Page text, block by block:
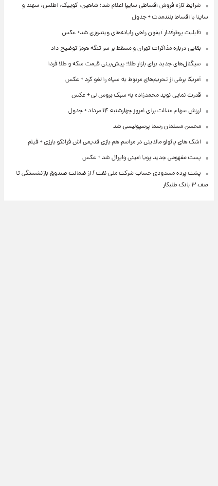
شرایط تازه فروش اقساطی سایپا اعلام شد؛ شاهین، کوییک، اطلس، سهند و
ساینا با اقساط بلندمدت + جدول
قابلیت پرطرفدار آیفون راهی رایانه‌های ویندوزی شد+ عکس
بقایی درباره مذاکرات تهران و مسقط بر سر تنگه هرمز توضیح داد
سیگنال‌های جدید برای بازار طلا؛ پیش‌بینی قیمت سکه و طلا فردا
آمریکا برخی از تحریم‌های مربوط به سپاه را لغو کرد + عکس
قدرت نمایی نوید محمدزاده به سبک بروس لی + عکس
ارزش سهام عدالت برای امروز چهارشنبه ۱۴ مرداد + جدول
محسن مسلمان رسما پرسپولیسی شد
اشک های پائولو مالدینی در مراسم هم بازی قدیمی اش فرانکو بارزی + فیلم
پست مفهومی جدید پویا امینی وایرال شد + عکس
پشت پرده‌ مسدودی حساب شرکت ملی نفت / از ضمانت صندوق بازنشستگی تا
صف ۳ بانک طلبکار